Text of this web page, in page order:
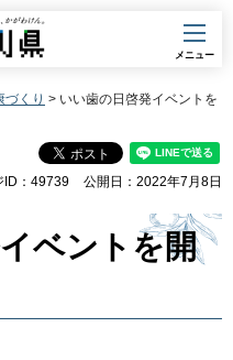
メニュー
づくり > いい歯の日啓発イベントを
ID：49739 公開日：2022年7月8日
ベントを開